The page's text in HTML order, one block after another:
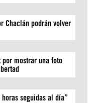
Chaclán podrán volver
por mostrar una foto
seguidas al día”